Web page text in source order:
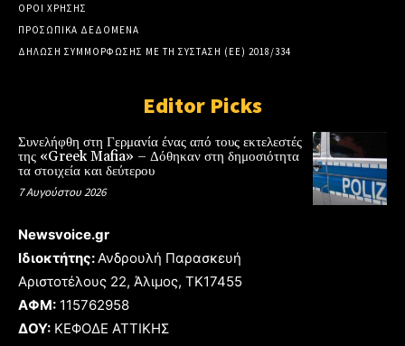
ΟΡΟΙ ΧΡΗΣΗΣ
ΠΡΟΣΩΠΙΚΑ ΔΕΔΟΜΕΝΑ
ΔΗΛΩΣΗ ΣΥΜΜΟΡΦΩΣΗΣ ΜΕ ΤΗ ΣΥΣΤΑΣΗ (ΕΕ) 2018/334
Editor Picks
Συνελήφθη στη Γερμανία ένας από τους εκτελεστές
της «Greek Mafia» – Δόθηκαν στη δημοσιότητα
τα στοιχεία και δεύτερου
7 Αυγούστου 2026
Newsvoice.gr
Ιδιοκτήτης:Ανδρουλή Παρασκευή
Αριστοτέλους 22, Άλιμος, TK17455
ΑΦΜ: 115762958
ΔΟΥ: ΚΕΦΟΔΕ ΑΤΤΙΚΗΣ